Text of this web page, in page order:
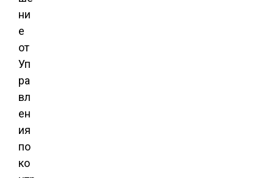
ни
е
от
Уп
ра
вл
ен
ия
по
ко